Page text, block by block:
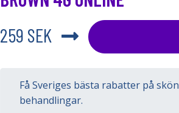
259 SEK
Få Sveriges bästa rabatter på
behandlingar.